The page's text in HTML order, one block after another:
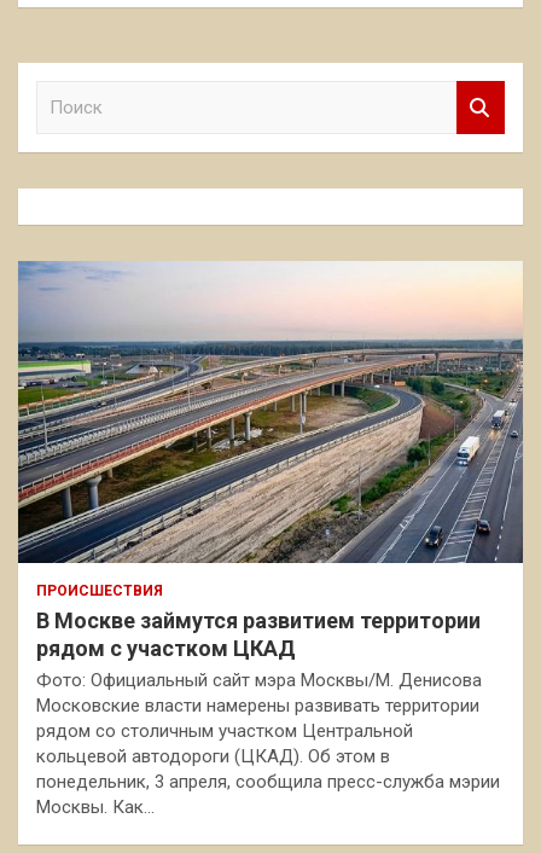
к
ПРОИСШЕСТВИЯ
В Москве займутся развитием территории
рядом с участком ЦКАД
Фото: Официальный сайт мэра Москвы/М. Денисова
Московские власти намерены развивать территории
рядом со столичным участком Центральной
кольцевой автодороги (ЦКАД). Об этом в
понедельник, 3 апреля, сообщила пресс-служба мэрии
Москвы. Как…